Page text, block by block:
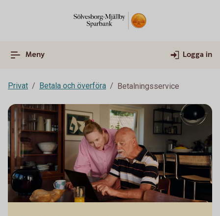
Meny Logga in
Privat Betala och överföra Betalningsservice